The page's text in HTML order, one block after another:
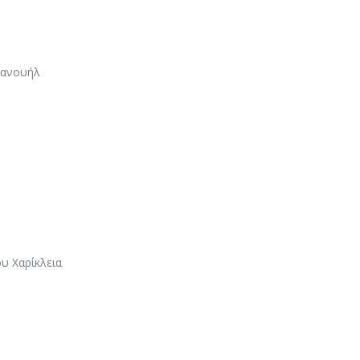
Χαρίκλεια